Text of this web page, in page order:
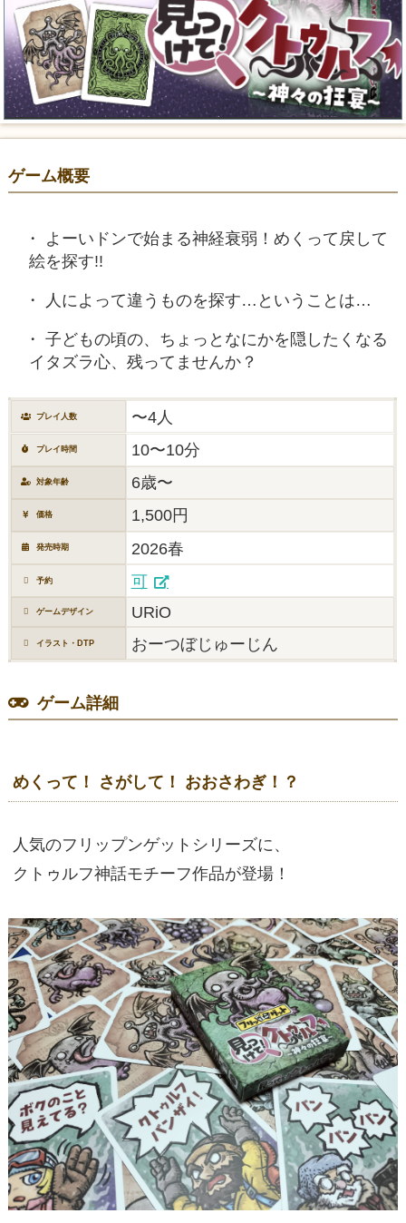
ゲーム概要
よーいドンで始まる神経衰弱！めくって戻して
絵を探す!!
人によって違うものを探す…ということは…
子どもの頃の、ちょっとなにかを隠したくなる
イタズラ心、残ってませんか？
プレイ人数 〜4人
プレイ時間 10〜10分
対象年齢 6歳〜
価格 1,500円
発売時期 2026春
予約 可
ゲームデザイン URiO
イラスト・DTP おーつぼじゅーじん
ゲーム詳細
めくって！ さがして！ おおさわぎ！？
人気のフリップンゲットシリーズに、
クトゥルフ神話モチーフ作品が登場！